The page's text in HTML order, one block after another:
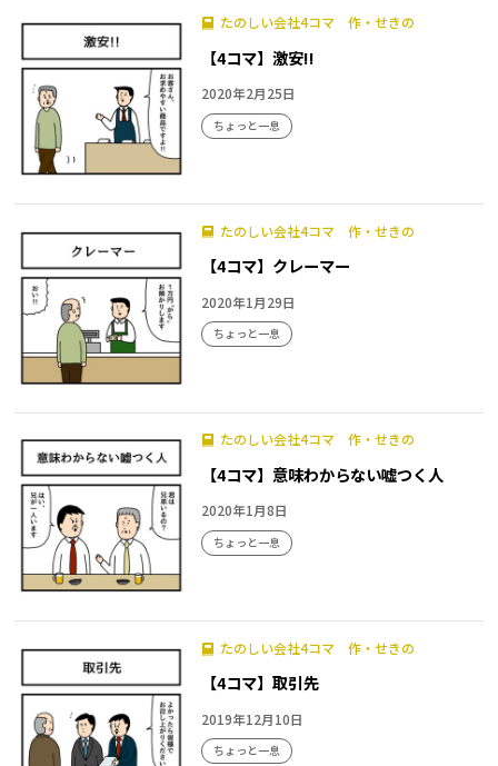
たのしい会社4コマ 作・せきの
【4コマ】激安!!
2020年2月25日
ちょっと一息
たのしい会社4コマ 作・せきの
【4コマ】クレーマー
2020年1月29日
ちょっと一息
たのしい会社4コマ 作・せきの
【4コマ】意味わからない嘘つく人
2020年1月8日
ちょっと一息
たのしい会社4コマ 作・せきの
【4コマ】取引先
2019年12月10日
ちょっと一息